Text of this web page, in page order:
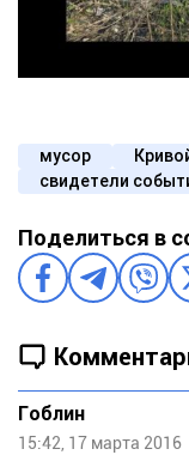
мусор
свидетели
Поделиться в
Гоблин
15:42, 17 марта 2016